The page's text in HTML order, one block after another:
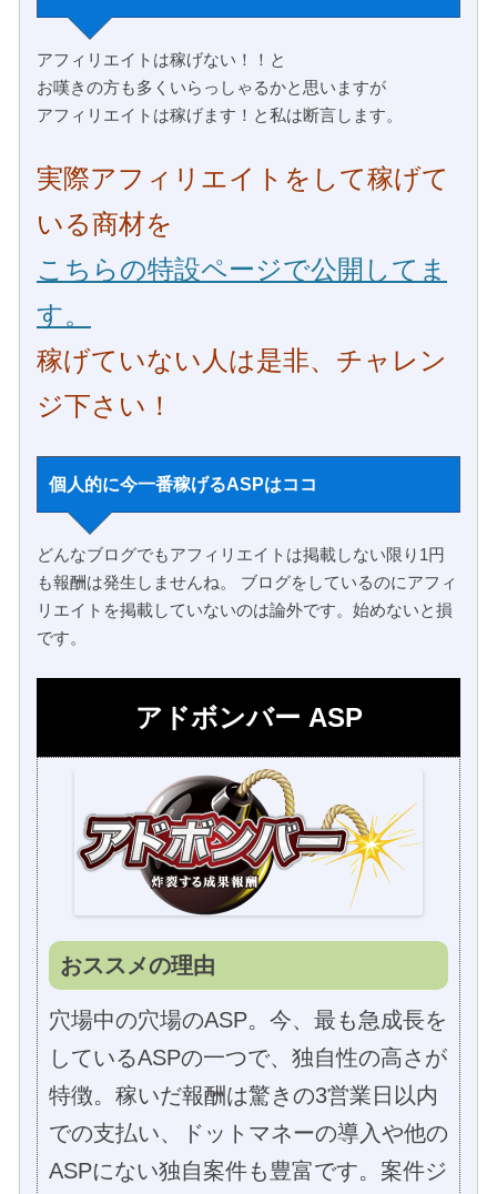
アフィリエイトは稼げない！！と
お嘆きの方も多くいらっしゃるかと思いますが
アフィリエイトは稼げます！と私は断言します。
実際アフィリエイトをして稼げて
いる商材を
こちらの特設ページで公開してま
す。
稼げていない人は是非、チャレン
ジ下さい！
個人的に今一番稼げるASPはココ
どんなブログでもアフィリエイトは掲載しない限り1円
も報酬は発生しませんね。 ブログをしているのにアフィ
リエイトを掲載していないのは論外です。始めないと損
です。
アドボンバー ASP
おススメの理由
穴場中の穴場のASP。今、最も急成長を
しているASPの一つで、独自性の高さが
特徴。稼いだ報酬は驚きの3営業日以内
での支払い、ドットマネーの導入や他の
ASPにない独自案件も豊富です。案件ジ